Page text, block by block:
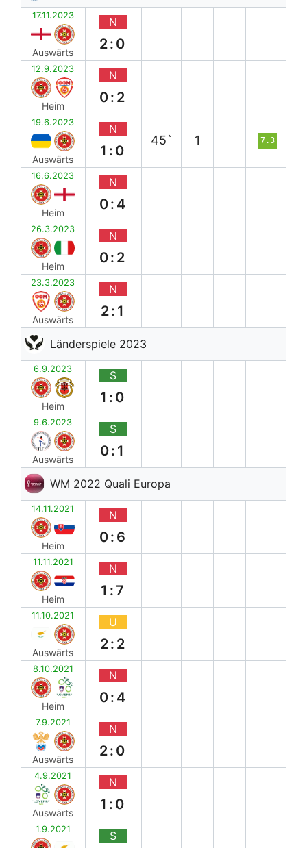
17.11.2023
Auswärts
N
2:0
12.9.2023
Heim
N
0:2
19.6.2023
Auswärts
N
1:0
45` 1 7.3
16.6.2023
Heim
N
0:4
26.3.2023
Heim
N
0:2
23.3.2023
Auswärts
N
2:1
Länderspiele 2023
6.9.2023
Heim
S
1:0
9.6.2023
Auswärts
S
0:1
WM 2022 Quali Europa
14.11.2021
Heim
N
0:6
11.11.2021
Heim
N
1:7
11.10.2021
Auswärts
U
2:2
8.10.2021
Heim
N
0:4
7.9.2021
Auswärts
N
2:0
4.9.2021
Auswärts
N
1:0
1.9.2021 S